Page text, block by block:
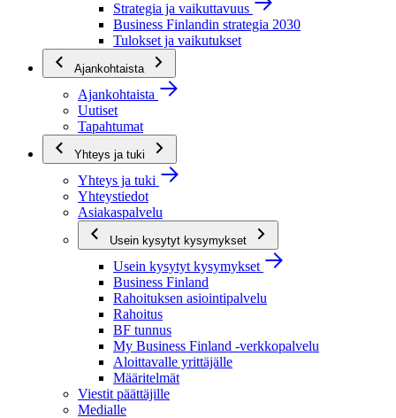
Strategia ja vaikuttavuus
Business Finlandin strategia 2030
Tulokset ja vaikutukset
Ajankohtaista
Ajankohtaista
Uutiset
Tapahtumat
Yhteys ja tuki
Yhteys ja tuki
Yhteystiedot
Asiakaspalvelu
Usein kysytyt kysymykset
Usein kysytyt kysymykset
Business Finland
Rahoituksen asiointipalvelu
Rahoitus
BF tunnus
My Business Finland -verkkopalvelu
Aloittavalle yrittäjälle
Määritelmät
Viestit päättäjille
Medialle